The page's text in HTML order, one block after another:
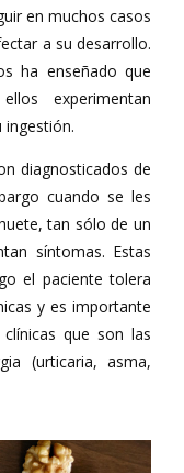
en muchos casos
a su desarrollo.
ha enseñado que
experimentan
ingestión.
diagnosticados de
cuando se les
tan sólo de un
síntomas. Estas
el paciente tolera
y es importante
que son las
(urticaria, asma,